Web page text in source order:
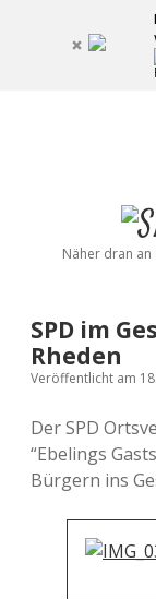
Näher dran an
SPD im
Rheden
Veröffentlicht am
Der SPD
“Ebelings
Bürgern ins